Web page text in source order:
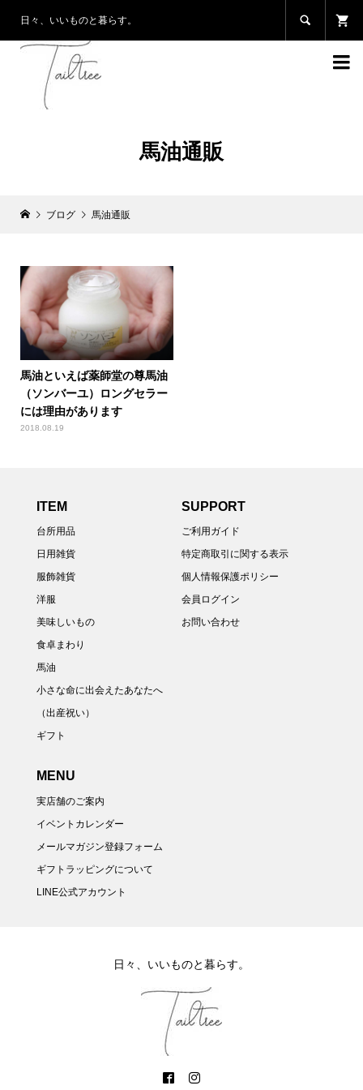
日々、いいものと暮らす。 

馬油通販
ブログ 馬油通販
馬油といえば薬師堂の尊馬油
（ソンバーユ）ロングセラー
には理由があります
2018.08.19
ITEM
台所用品
日用雑貨
服飾雑貨
洋服
美味しいもの
食卓まわり
馬油
小さな命に出会えたあなたへ
（出産祝い）
ギフト
SUPPORT
ご利用ガイド
特定商取引に関する表示
個人情報保護ポリシー
会員ログイン
お問い合わせ
MENU
実店舗のご案内
イベントカレンダー
メールマガジン登録フォーム
ギフトラッピングについて
LINE公式アカウント
日々、いいものと暮らす。